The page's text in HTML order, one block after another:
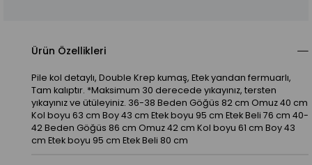
Ürün Özellikleri
Pile kol detaylı, Double Krep kumaş, Etek yandan fermuarlı,
Tam kalıptır. *Maksimum 30 derecede yıkayınız, tersten
yıkayınız ve ütüleyiniz. 36-38 Beden Göğüs 82 cm Omuz 40 cm
Kol boyu 63 cm Boy 43 cm Etek boyu 95 cm Etek Beli 76 cm 40-
42 Beden Göğüs 86 cm Omuz 42 cm Kol boyu 61 cm Boy 43
cm Etek boyu 95 cm Etek Beli 80 cm